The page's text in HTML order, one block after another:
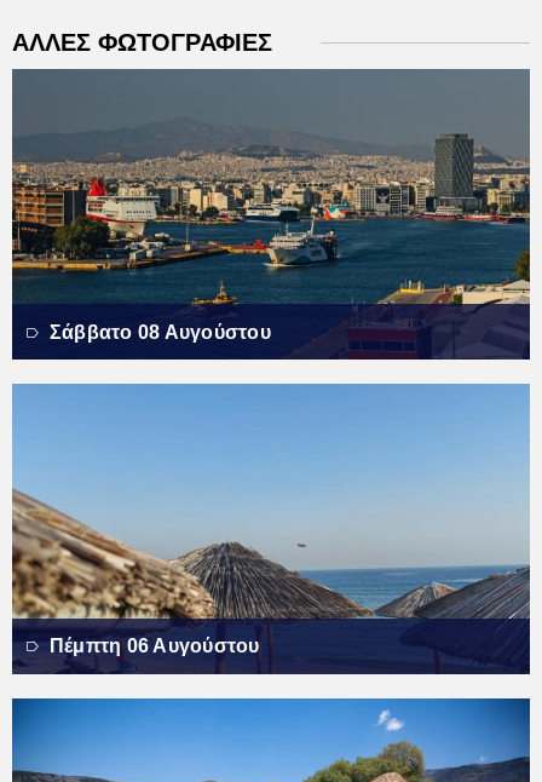
ΑΛΛΕΣ ΦΩΤΟΓΡΑΦΙΕΣ
Σάββατο 08 Αυγούστου
Πέμπτη 06 Αυγούστου